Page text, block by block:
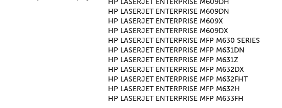
HP LASERJET ENTERPRISE M609DN
HP LASERJET ENTERPRISE M609X
HP LASERJET ENTERPRISE M609DX
HP LASERJET ENTERPRISE MFP M630 SERIES
HP LASERJET ENTERPRISE MFP M631DN
HP LASERJET ENTERPRISE MFP M631Z
HP LASERJET ENTERPRISE MFP M632DX
HP LASERJET ENTERPRISE MFP M632FHT
HP LASERJET ENTERPRISE MFP M632H
HP LASERJET ENTERPRISE MFP M633FH